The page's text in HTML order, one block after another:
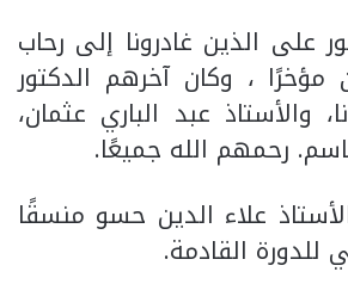
على الذين غادرونا إلى رحاب
مؤخرًا ، وكان آخرهم الدكتور
والأستاذ عبد الباري عثمان،
رحمهم الله جميعًا.
علاء الدين حسو منسقًا
للدورة القادمة.